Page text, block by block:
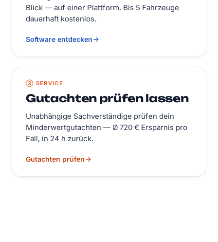
Blick — auf einer Plattform. Bis 5 Fahrzeuge
dauerhaft kostenlos.
Software entdecken
③ SERVICE
Gutachten prüfen lassen
Unabhängige Sachverständige prüfen dein
Minderwertgutachten — Ø 720 € Ersparnis pro
Fall, in 24 h zurück.
Gutachten prüfen